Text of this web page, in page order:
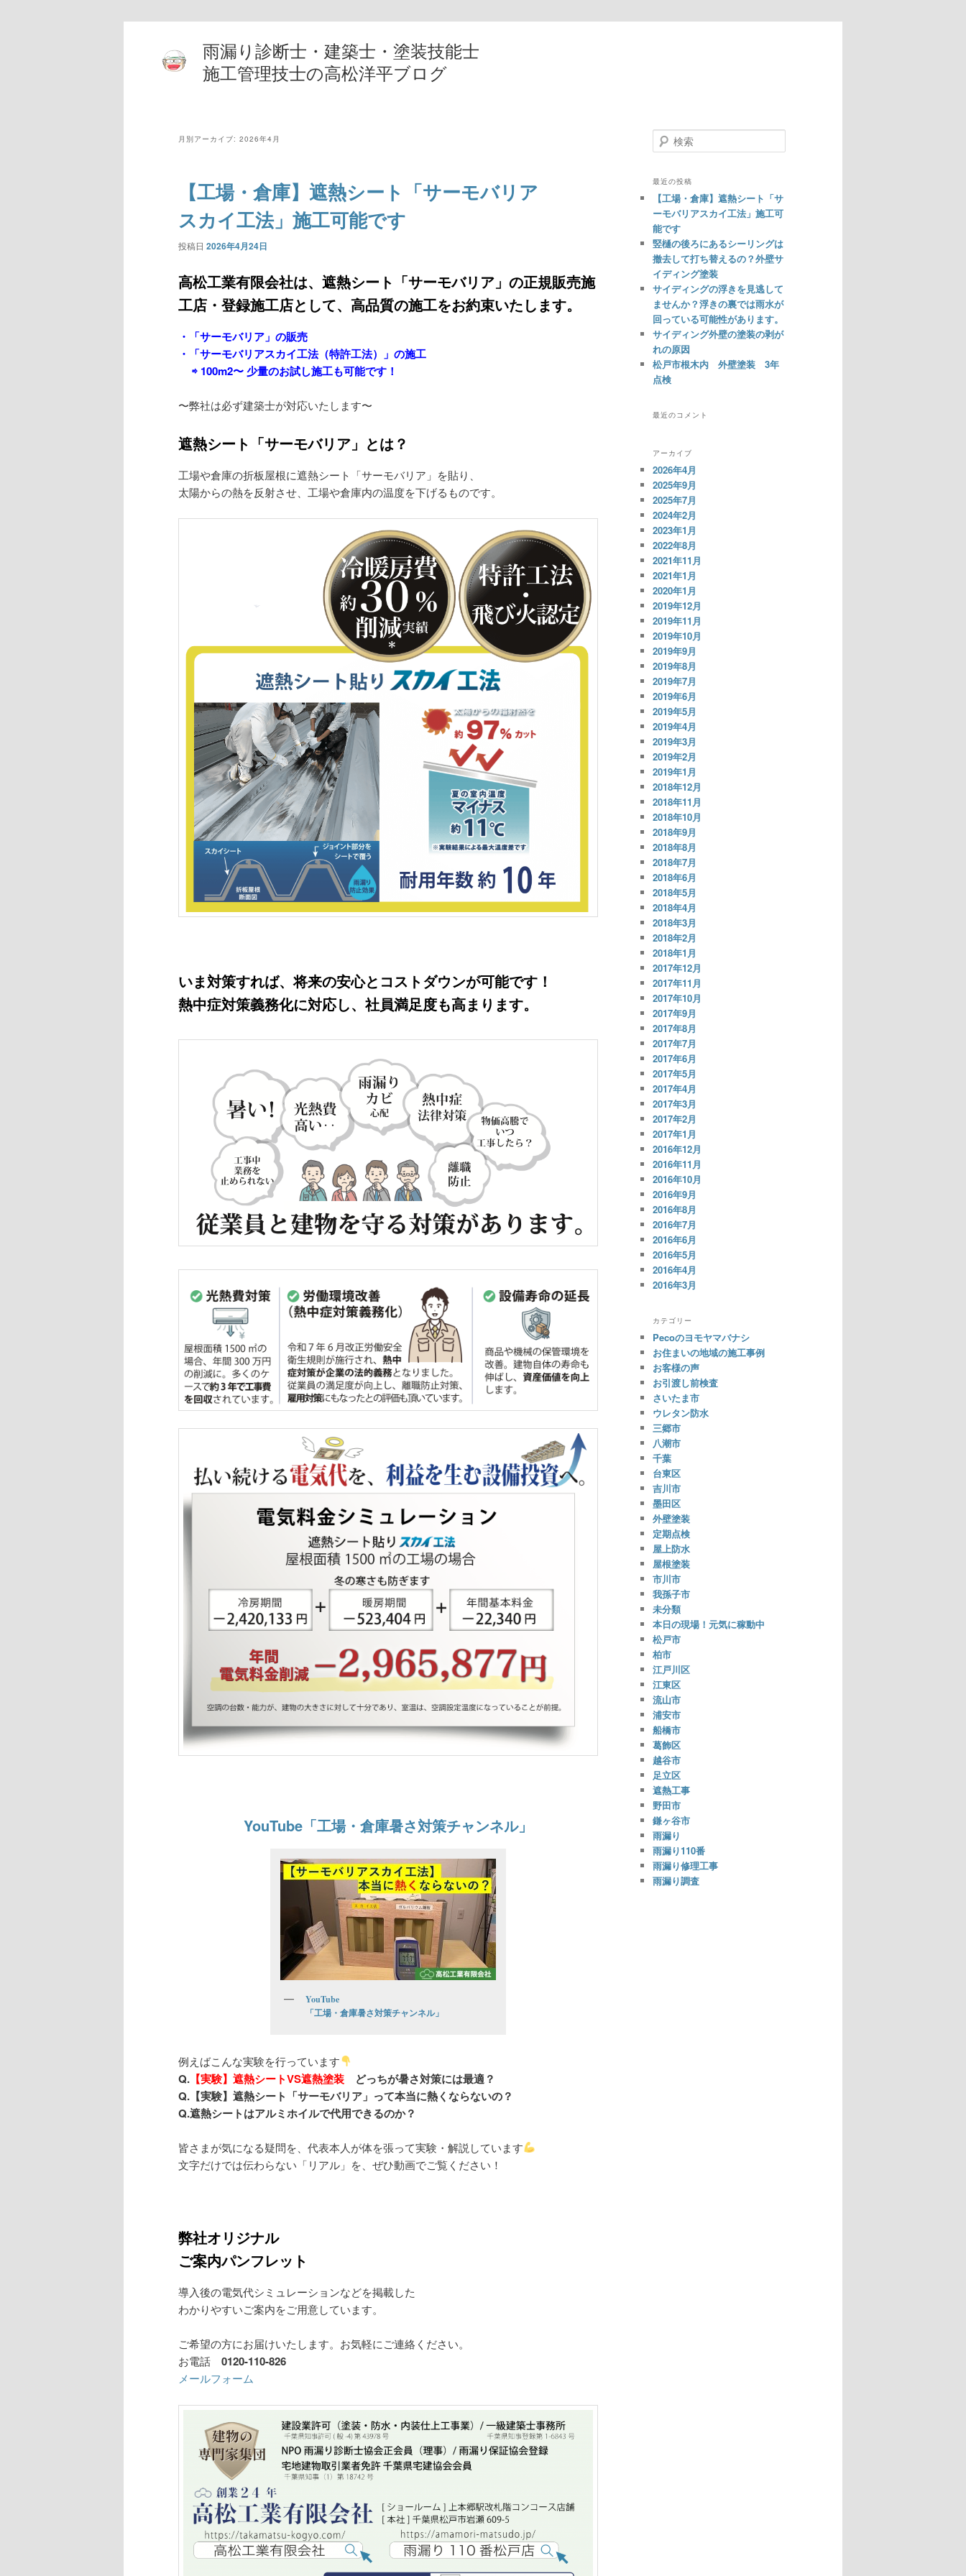
雨漏り診断士・建築士・塗装技能士
施工管理技士の高松洋平ブログ
月別アーカイブ: 2026年4月
【工場・倉庫】遮熱シート「サーモバリア
スカイ工法」施工可能です
投稿日 2026年4月24日
高松工業有限会社は、遮熱シート「サーモバリア」の正規販売施
工店・登録施工店として、高品質の施工をお約束いたします。
・「サーモバリア」の販売
・「サーモバリアスカイ工法（特許工法）」の施工
⇨ 100m2〜 少量のお試し施工も可能です！
〜弊社は必ず建築士が対応いたします〜
遮熱シート「サーモバリア」とは？
工場や倉庫の折板屋根に遮熱シート「サーモバリア」を貼り、
太陽からの熱を反射させ、工場や倉庫内の温度を下げるものです。
いま対策すれば、将来の安心とコストダウンが可能です！
熱中症対策義務化に対応し、社員満足度も高まります。
YouTube「工場・倉庫暑さ対策チャンネル」
YouTube
「工場・倉庫暑さ対策チャンネル」
例えばこんな実験を行っています
Q. 【実験】遮熱シートVS遮熱塗装 どっちが暑さ対策には最適？
Q.【実験】遮熱シート「サーモバリア」って本当に熱くならないの？
Q.遮熱シートはアルミホイルで代用できるのか？
皆さまが気になる疑問を、代表本人が体を張って実験・解説しています
文字だけでは伝わらない「リアル」を、ぜひ動画でご覧ください！
弊社オリジナル
ご案内パンフレット
導入後の電気代シミュレーションなどを掲載した
わかりやすいご案内をご用意しています。
ご希望の方にお届けいたします。お気軽にご連絡ください。
お電話 0120-110-826
メールフォーム
検
索
最近の投稿
【工場・倉庫】遮熱シート「サ
ーモバリアスカイ工法」施工可
能です
竪樋の後ろにあるシーリングは
撤去して打ち替えるの？外壁サ
イディング塗装
サイディングの浮きを見逃して
ませんか？浮きの裏では雨水が
回っている可能性があります。
サイディング外壁の塗装の剥が
れの原因
松戸市根木内 外壁塗装 3年
点検
最近のコメント
アーカイブ
2026年4月
2025年9月
2025年7月
2024年2月
2023年1月
2022年8月
2021年11月
2021年1月
2020年1月
2019年12月
2019年11月
2019年10月
2019年9月
2019年8月
2019年7月
2019年6月
2019年5月
2019年4月
2019年3月
2019年2月
2019年1月
2018年12月
2018年11月
2018年10月
2018年9月
2018年8月
2018年7月
2018年6月
2018年5月
2018年4月
2018年3月
2018年2月
2018年1月
2017年12月
2017年11月
2017年10月
2017年9月
2017年8月
2017年7月
2017年6月
2017年5月
2017年4月
2017年3月
2017年2月
2017年1月
2016年12月
2016年11月
2016年10月
2016年9月
2016年8月
2016年7月
2016年6月
2016年5月
2016年4月
2016年3月
カテゴリー
Pecoのヨモヤマバナシ
お住まいの地域の施工事例
お客様の声
お引渡し前検査
さいたま市
ウレタン防水
三郷市
八潮市
千葉
台東区
吉川市
墨田区
外壁塗装
定期点検
屋上防水
屋根塗装
市川市
我孫子市
未分類
本日の現場！元気に稼動中
松戸市
柏市
江戸川区
江東区
流山市
浦安市
船橋市
葛飾区
越谷市
足立区
遮熱工事
野田市
鎌ヶ谷市
雨漏り
雨漏り110番
雨漏り修理工事
雨漏り調査